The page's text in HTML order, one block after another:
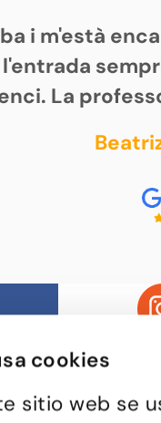
cookies
sitio web se
i m'està
La